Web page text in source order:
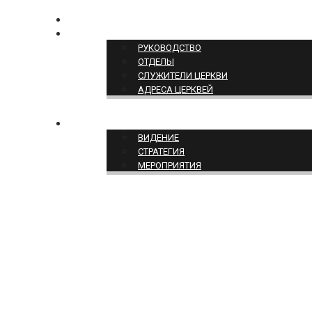
РУКОВОДСТВО
ОТДЕЛЫ
СЛУЖИТЕЛИ ЦЕРКВИ
АДРЕСА ЦЕРКВЕЙ
ВИДЕНИЕ
СТРАТЕГИЯ
МЕРОПРИЯТИЯ